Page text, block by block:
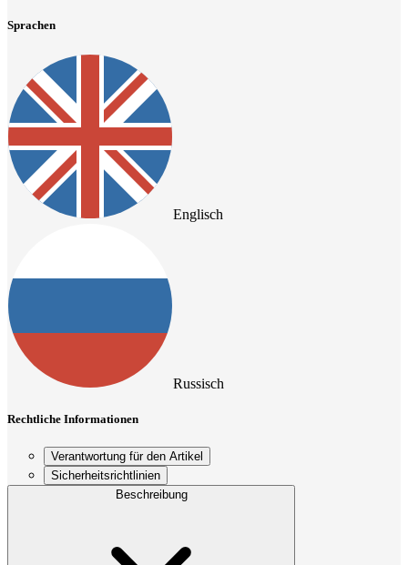
Sprachen
Englisch
Russisch
Rechtliche Informationen
Verantwortung für den Artikel
Sicherheitsrichtlinien
Beschreibung